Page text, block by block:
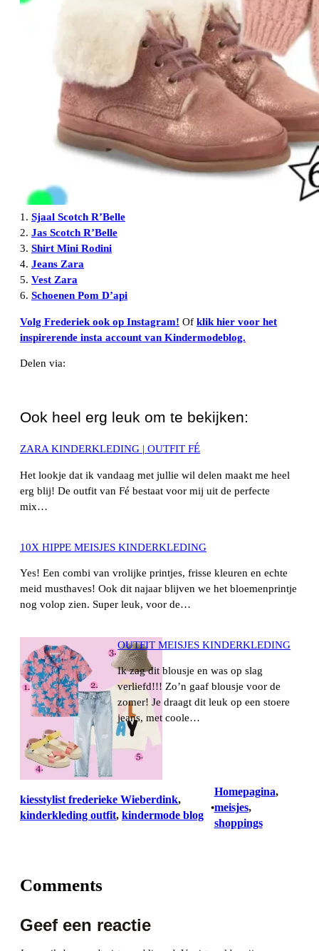
1. Sjaal Scotch R’Belle
2. Jas Scotch R’Belle
3. Shirt Mini Rodini
4. Jeans Zara
5. Vest Zara
6. Schoenen Pom D’api
Volg Frederiek ook op Instagram! Of klik hier voor het
inspirerende insta account van Kindermodeblog.
Delen via:
Ook heel erg leuk om te bekijken:
ZARA KINDERKLEDING | OUTFIT FÉ
Het lookje dat ik vandaag met jullie wil delen maakt me heel
erg blij! De outfit van Fé bestaat voor mij uit de perfecte
mix…
10X HIPPE MEISJES KINDERKLEDING
Yes! Een combi van vrolijke printjes, frisse kleuren en echte
meid musthaves! Ook dit najaar blijven we het bloemenprintje
nog volop zien. Super leuk, voor de…
OUTFIT MEISJES KINDERKLEDING
Ik zag dit blousje en was op slag
verliefd!!! Zo’n gaaf blousje voor de
zomer! Je draagt dit leuk op een stoere
jeans, met coole…
kiesstylist frederieke Wieberdink
kinderkleding outfit, kindermode blog
•
Homepagina ,
meisjes ,
shoppings
Comments
Geef een reactie